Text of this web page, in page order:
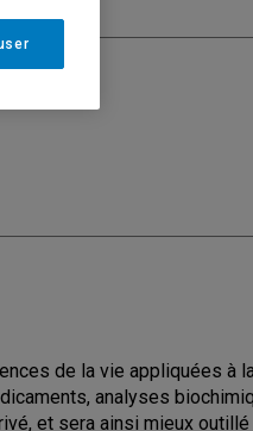
de la vie appliquées à
analyses
et sera ainsi mieux outillé